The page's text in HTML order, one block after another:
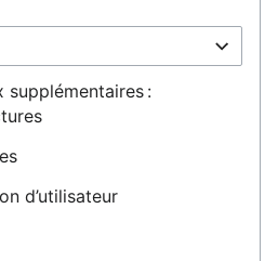
supplémentaires :
d’utilisateur